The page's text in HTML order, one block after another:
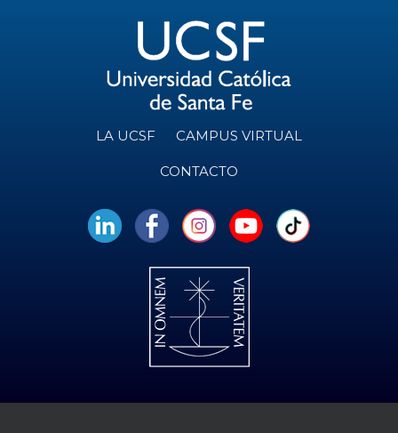
LA UCSF CAMPUS VIRTUAL
CONTACTO